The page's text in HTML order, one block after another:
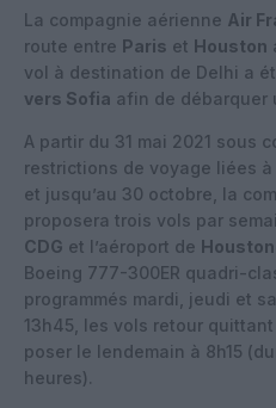
La compagnie aérienne Air
route entre Paris et Houston
vol à destination de Delhi a
vers Sofia afin de débarquer
A partir du 31 mai 2021 sous
restrictions de voyage liées à
et jusqu’au 30 octobre, la
proposera trois vols par
CDG et l’aéroport de
Boeing 777-300ER quadri-
programmés mardi, jeudi et
13h45, les vols retour
poser le lendemain à 8h15
heures).